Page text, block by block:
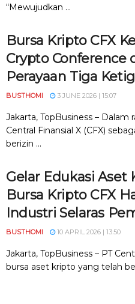
“Mewujudkan ...
Bursa Kripto CFX
Crypto Conference
Perayaan Tiga
BUSTHOMI 3 JUNE 2026 | 15:07
Jakarta, TopBusiness –
Central Finansial X (CFX)
berizin ...
Gelar Edukasi Aset
Bursa Kripto CFX
Industri Selaras
BUSTHOMI 10 APRIL 2026 | 13:50
Jakarta, TopBusiness – PT
bursa aset kripto yang telah